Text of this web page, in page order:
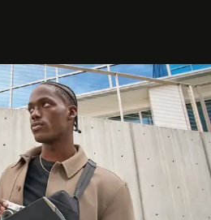
Casper sau chương trình, mà
tiên anh trình làng một MV
từ sáng tác, sản xuất, trình